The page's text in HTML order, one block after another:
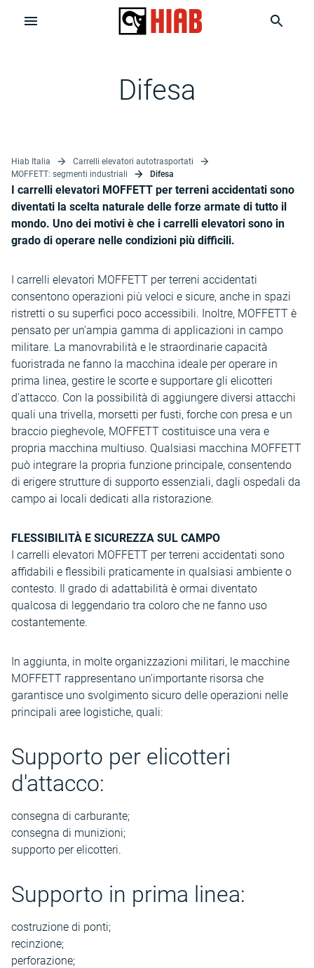
Difesa
Hiab Italia
Carrelli elevatori autotrasportati
MOFFETT: segmenti industriali
Difesa
I carrelli elevatori MOFFETT per terreni accidentati sono
diventati la scelta naturale delle forze armate di tutto il
mondo. Uno dei motivi è che i carrelli elevatori sono in
grado di operare nelle condizioni più difficili.
I carrelli elevatori MOFFETT per terreni accidentati
consentono operazioni più veloci e sicure, anche in spazi
ristretti o su superfici poco accessibili. Inoltre, MOFFETT è
pensato per un'ampia gamma di applicazioni in campo
militare. La manovrabilità e le straordinarie capacità
fuoristrada ne fanno la macchina ideale per operare in
prima linea, gestire le scorte e supportare gli elicotteri
d'attacco. Con la possibilità di aggiungere diversi attacchi
quali una trivella, morsetti per fusti, forche con presa e un
braccio pieghevole, MOFFETT costituisce una vera e
propria macchina multiuso. Qualsiasi macchina MOFFETT
può integrare la propria funzione principale, consentendo
di erigere strutture di supporto essenziali, dagli ospedali da
campo ai locali dedicati alla ristorazione.
FLESSIBILITÀ E SICUREZZA SUL CAMPO
I carrelli elevatori MOFFETT per terreni accidentati sono
affidabili e flessibili praticamente in qualsiasi ambiente o
contesto. Il grado di adattabilità è ormai diventato
qualcosa di leggendario tra coloro che ne fanno uso
costantemente.
In aggiunta, in molte organizzazioni militari, le macchine
MOFFETT rappresentano un'importante risorsa che
garantisce uno svolgimento sicuro delle operazioni nelle
principali aree logistiche, quali:
Supporto per elicotteri
d'attacco:
consegna di carburante;
consegna di munizioni;
supporto per elicotteri.
Supporto in prima linea:
costruzione di ponti;
recinzione;
perforazione;